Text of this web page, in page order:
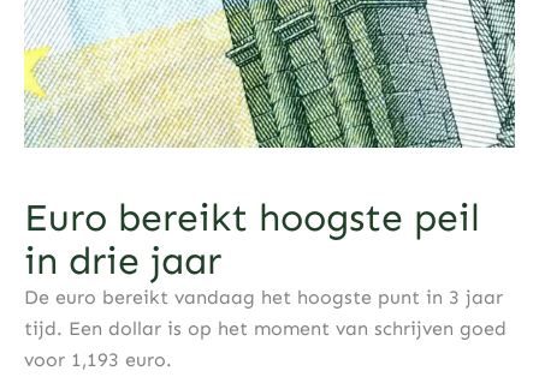
Euro bereikt hoogste peil
in drie jaar
De euro bereikt vandaag het hoogste punt in 3 jaar
tijd. Een dollar is op het moment van schrijven goed
voor 1,193 euro.